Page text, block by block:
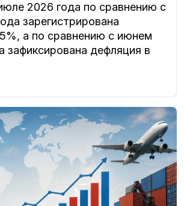
2026 года по сравнению с
зарегистрирована
а по сравнению с июнем
зафиксирована дефляция в